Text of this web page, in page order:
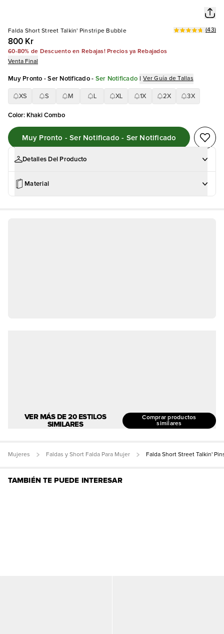
Falda Short Street Talkin' Pinstripe Bubble
800 Kr
(43)
60-80% de Descuento en Rebajas! Precios ya Rebajados
Venta Final
Muy Pronto - Ser Notificado- Ser Notificado | Ver Guía de Tallas
XS S M XL 1X 2X 3X
Color: Khaki Combo
Muy Pronto - Ser Notificado - Ser Notificado
Detalles Del Producto
Material
VER MÁS DE 20 ESTILOS
SIMILARES
Comprar productos
similares
Mujeres Faldas y Short Falda Para Mujer Falda Short Street Talkin'
TAMBIÉN TE PUEDE INTERESAR